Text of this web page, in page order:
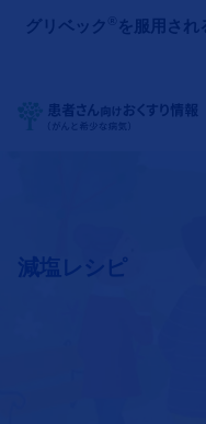
グリベック ® を服用され
Site Logo
減塩レシピ